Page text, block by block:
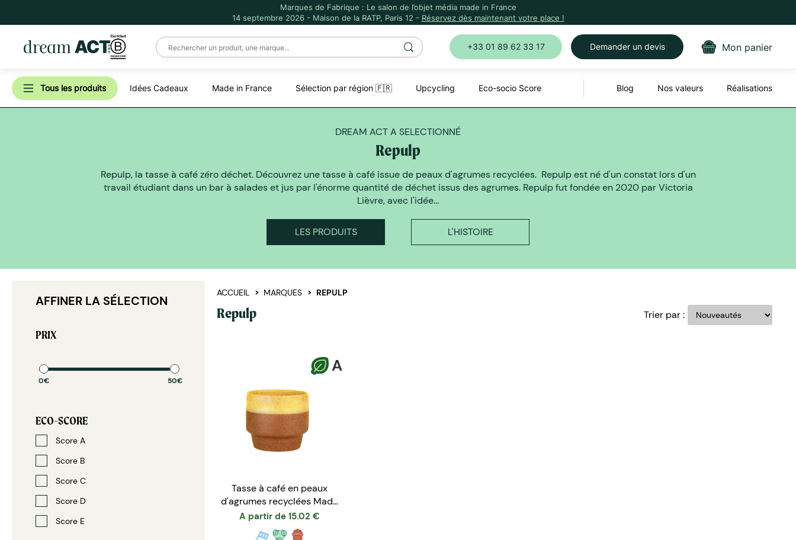
Marques de Fabrique : Le salon de l’objet média made in France
14 septembre 2026 - Maison de la RATP, Paris 12 - Réservez dès maintenant votre place !
+33 01 89 62 33 17 Demander un devis Mon panier
Tous les produits Idées Cadeaux Made in France Sélection par région 🇫🇷 Upcycling Eco-socio Score Blog Nos valeurs Réalisations
DREAM ACT A SELECTIONNÉ
Repulp
Repulp, la tasse à café zéro déchet. Découvrez une tasse à café issue de peaux d'agrumes recyclées. Repulp est né d'un constat lors d'un
travail étudiant dans un bar à salades et jus par l'énorme quantité de déchet issus des agrumes. Repulp fut fondée en 2020 par Victoria
Lièvre, avec l'idée...
LES PRODUITS L'HISTOIRE
AFFINER LA SÉLECTION
PRIX
0€ 50€
ECO-SCORE
Score A
Score B
Score C
Score D
Score E
ACCUEIL MARQUES REPULP
Repulp Trier par :
A
Tasse à café en peaux
d'agrumes recyclées Made
in France
A partir de 15.02 €